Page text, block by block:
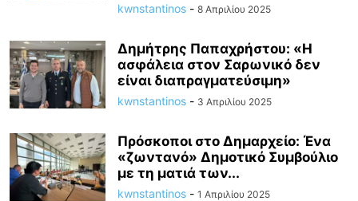
kwnstantinos - 8 Απριλίου 2025
Δημήτρης Παπαχρήστου: «Η
ασφάλεια στον Σαρωνικό δεν
είναι διαπραγματεύσιμη»
kwnstantinos - 3 Απριλίου 2025
Πρόσκοποι στο Δημαρχείο: Ένα
«ζωντανό» Δημοτικό Συμβούλιο
με τη ματιά των...
kwnstantinos - 1 Απριλίου 2025